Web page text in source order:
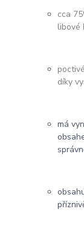
cca
libové
díky
má